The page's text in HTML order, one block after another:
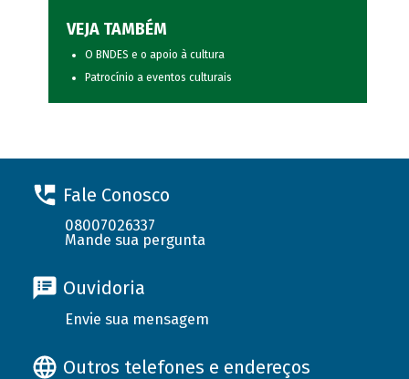
VEJA TAMBÉM
O BNDES e o apoio à cultura
Patrocínio a eventos culturais
Fale Conosco
08007026337
Mande sua pergunta
Ouvidoria
Envie sua mensagem
Outros telefones e endereços